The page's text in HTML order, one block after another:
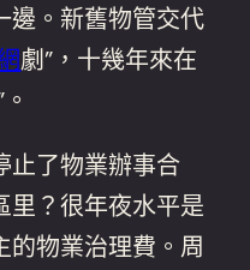
邊。新舊物管交代
劇”，十幾年來在
止了物業辦事合
里？很年夜水平是
的物業治理費。周